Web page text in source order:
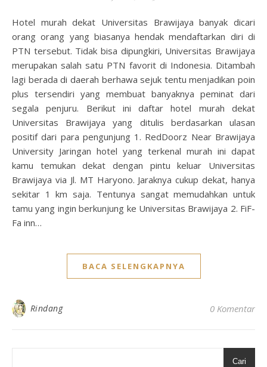
Hotel murah dekat Universitas Brawijaya banyak dicari
orang orang yang biasanya hendak mendaftarkan diri di
PTN tersebut. Tidak bisa dipungkiri, Universitas Brawijaya
merupakan salah satu PTN favorit di Indonesia. Ditambah
lagi berada di daerah berhawa sejuk tentu menjadikan poin
plus tersendiri yang membuat banyaknya peminat dari
segala penjuru. Berikut ini daftar hotel murah dekat
Universitas Brawijaya yang ditulis berdasarkan ulasan
positif dari para pengunjung 1. RedDoorz Near Brawijaya
University Jaringan hotel yang terkenal murah ini dapat
kamu temukan dekat dengan pintu keluar Universitas
Brawijaya via Jl. MT Haryono. Jaraknya cukup dekat, hanya
sekitar 1 km saja. Tentunya sangat memudahkan untuk
tamu yang ingin berkunjung ke Universitas Brawijaya 2. FiF-
Fa inn…
BACA SELENGKAPNYA
Rindang 0 Komentar
Cari